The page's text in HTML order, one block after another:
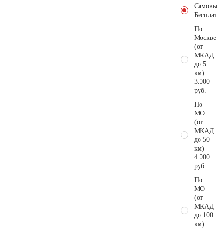
По
Москве
(от
МКАД
до 5
км)
3.000
руб.
По
МО
(от
МКАД
до 50
км)
4.000
руб.
По
МО
(от
МКАД
до 100
км)